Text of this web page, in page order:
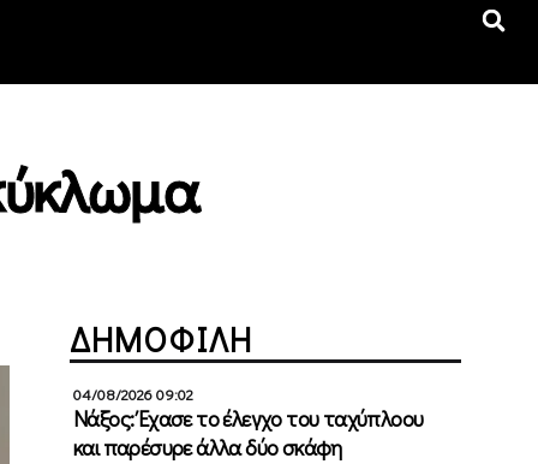
ΔΗΜΟΦΙΛΗ
04/08/2026 09:02
Νάξος: Έχασε το έλεγχο του ταχύπλοου
και παρέσυρε άλλα δύο σκάφη